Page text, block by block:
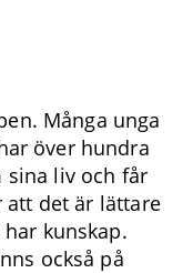
Många unga
över hundra
sina liv och får
att det är lättare
kunskap.
också på